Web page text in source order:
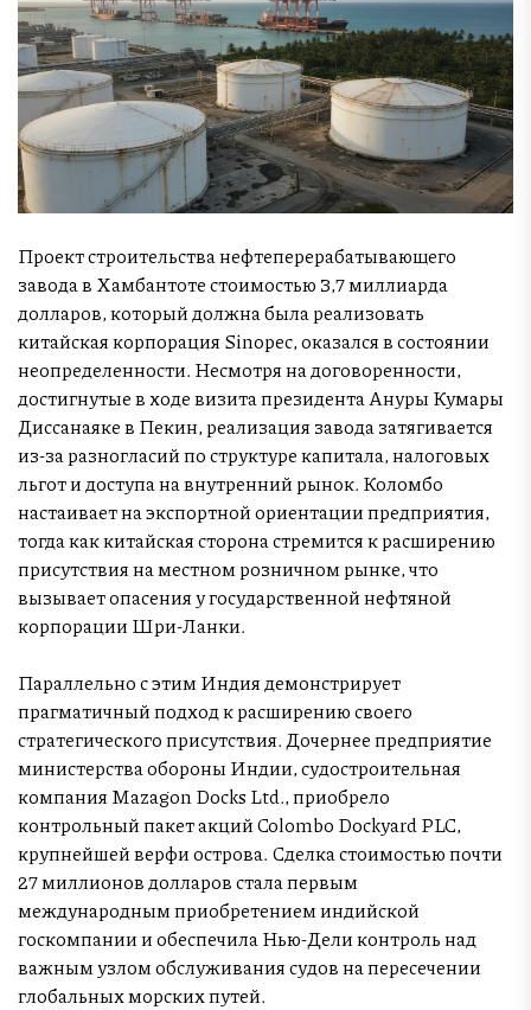
Проект строительства нефтеперерабатывающего
завода в Хамбантоте стоимостью 3,7 миллиарда
долларов, который должна была реализовать
китайская корпорация Sinopec, оказался в состоянии
неопределенности. Несмотря на договоренности,
достигнутые в ходе визита президента Ануры Кумары
Диссанаяке в Пекин, реализация завода затягивается
из-за разногласий по структуре капитала, налоговых
льгот и доступа на внутренний рынок. Коломбо
настаивает на экспортной ориентации предприятия,
тогда как китайская сторона стремится к расширению
присутствия на местном розничном рынке, что
вызывает опасения у государственной нефтяной
корпорации Шри-Ланки.
Параллельно с этим Индия демонстрирует
прагматичный подход к расширению своего
стратегического присутствия. Дочернее предприятие
министерства обороны Индии, судостроительная
компания Mazagon Docks Ltd., приобрело
контрольный пакет акций Colombo Dockyard PLC,
крупнейшей верфи острова. Сделка стоимостью почти
27 миллионов долларов стала первым
международным приобретением индийской
госкомпании и обеспечила Нью-Дели контроль над
важным узлом обслуживания судов на пересечении
глобальных морских путей.